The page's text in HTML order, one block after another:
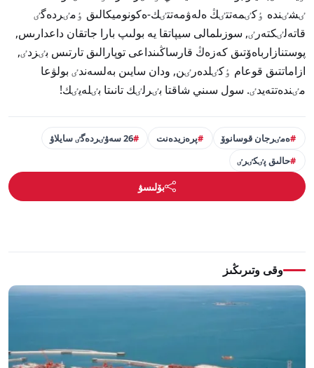
ٸشٸندە ٶكٸمەتتٸڭ ەلەۋمەتتٸك-ەكونوميكالىق ٶمٸردەگٸ
قاتەلٸكتەرٸ, سوزىلمالى سيپاتقا يە بولىپ بارا جاتقان داعدارىس,
پوستنازارباەۆتىق كەزەڭ قارساڭىنداعى توپارالىق تارتىس بٸزدٸ,
ازاماتتىق قوعام ٶكٸلدەرٸن, ودان سايىن بەلسەندٸ بولۋعا
مٸندەتتەيدٸ. سول سىني شاقتا بٸرلٸك تانىتا بٸلەيٸك!
ەمٸرجان قوسانوۆ پرەزيدەنت
26 سەۋٸردەگٸ سايلاۋ
حالىق پٸكٸرٸ
بۆلىسۋ
وقى وتىرىڭىز